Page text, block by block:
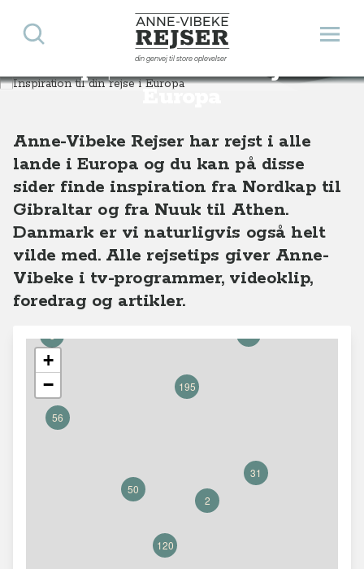
Anne-Vibeke Rejser
din genvej til store oplevelser
Åbn
Søg
Inspiration til din rejse i
Europa
Destinationer Europa
Anne-Vibeke Rejser har rejst i alle
lande i Europa og du kan på disse
sider finde inspiration fra Nordkap til
Gibraltar og fra Nuuk til Athen.
Danmark er vi naturligvis også helt
vilde med. Alle rejsetips giver Anne-
Vibeke i tv-programmer, videoklip,
foredrag og artikler.
2
31
120
56
195
50
+
−